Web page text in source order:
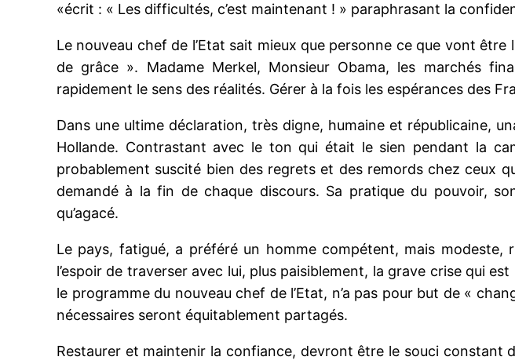
«écrit : « Les difficultés, c’est maintenant ! » paraphrasant la
Le nouveau chef de l’Etat sait mieux que personne ce que vont être
de grâce ». Madame Merkel, Monsieur Obama, les marchés
rapidement le sens des réalités. Gérer à la fois les espérances des
Dans une ultime déclaration, très digne, humaine et républicaine,
Hollande. Contrastant avec le ton qui était le sien pendant la
probablement suscité bien des regrets et des remords chez ceux
demandé à la fin de chaque discours. Sa pratique du pouvoir,
qu’agacé.
Le pays, fatigué, a préféré un homme compétent, mais modeste,
l’espoir de traverser avec lui, plus paisiblement, la grave crise qui
le programme du nouveau chef de l’Etat, n’a pas pour but de «
nécessaires seront équitablement partagés.
Restaurer et maintenir la confiance, devront être le souci constant